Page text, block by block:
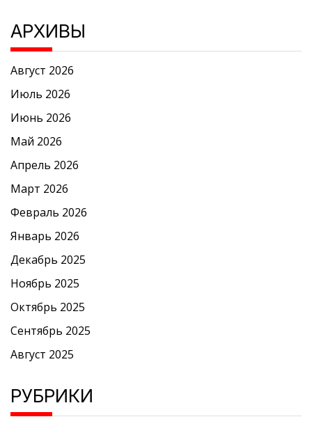
АРХИВЫ
Август 2026
Июль 2026
Июнь 2026
Май 2026
Апрель 2026
Март 2026
Февраль 2026
Январь 2026
Декабрь 2025
Ноябрь 2025
Октябрь 2025
Сентябрь 2025
Август 2025
РУБРИКИ